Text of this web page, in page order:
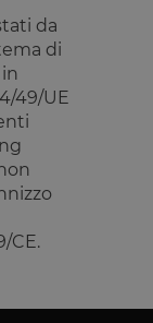
da
di
49/UE
CE.
web non
cookie
Scadenza
29 minuti
secondi